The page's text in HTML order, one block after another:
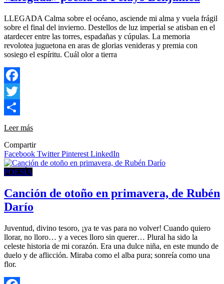
LLEGADA Calma sobre el océano, asciende mi alma y vuela frágil
sobre el final del invierno. Destellos de luz imperial se atisban en el
atardecer entre las torres, espadañas y cúpulas. La memoria
revolotea juguetona en aras de glorias venideras y premia con
sosiego el espíritu. Cuál olor a tierra
Facebook
Twitter
Compartir
Leer más
Compartir
Facebook TwitterPinterest LinkedIn
POESÍA
Canción de otoño en primavera, de Rubén
Darío
Juventud, divino tesoro, ¡ya te vas para no volver! Cuando quiero
llorar, no lloro… y a veces lloro sin querer… Plural ha sido la
celeste historia de mi corazón. Era una dulce niña, en este mundo de
duelo y de aflicción. Miraba como el alba pura; sonreía como una
flor.